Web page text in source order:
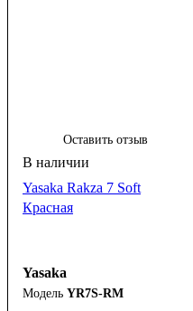
Оставить отзыв
Yasaka Rakza 7 Soft
Красная
Yasaka
YR7S-RM